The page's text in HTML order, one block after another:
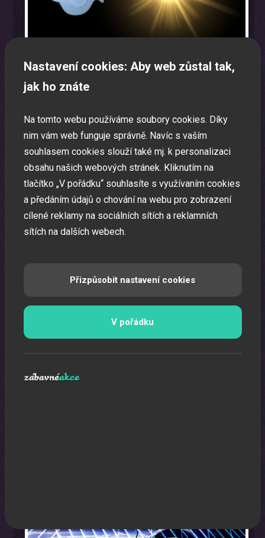
Oslava narozenin s animátorem
Uspořádáme pro vaše děti nezapomenutelnou oslavu.
Nastavení cookies: Aby web zůstal tak,
jak ho znáte
Na tomto webu používáme soubory cookies. Díky
nim vám web funguje správně. Navíc s vaším
souhlasem cookies slouží také mj. k personalizaci
obsahu našich webových stránek. Kliknutím na
tlačítko „V pořádku“ souhlasíte s využívaním cookies
a předáním údajů o chování na webu pro zobrazení
cílené reklamy na sociálních sítích a reklamních
sítích na dalších webech.
Přizpůsobit nastavení cookies
V pořádku